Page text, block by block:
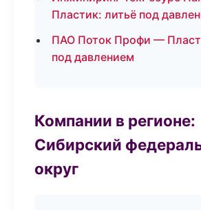
Пластик: литьё под
ПАО Поток Профи —
под давлением
Компании в регионе:
Сибирский
округ